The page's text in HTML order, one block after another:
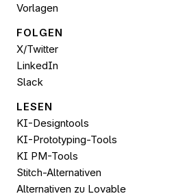
Vorlagen
FOLGEN
X/Twitter
LinkedIn
Slack
LESEN
KI-Designtools
KI-Prototyping-Tools
KI PM-Tools
Stitch-Alternativen
Alternativen zu Lovable